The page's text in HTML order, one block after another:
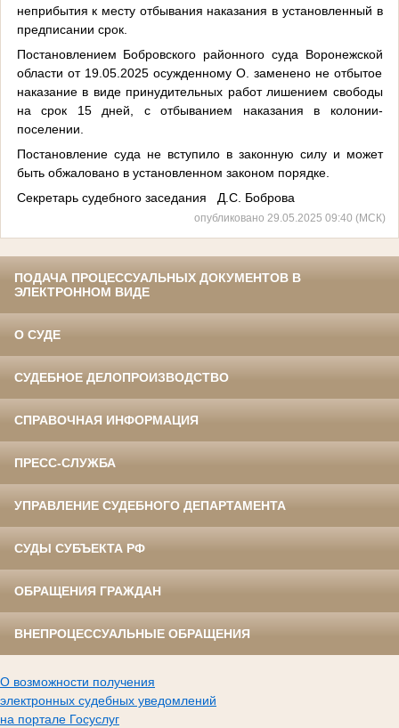
неприбытия к месту отбывания наказания в установленный в
предписании срок.
Постановлением Бобровского районного суда Воронежской
области от 19.05.2025 осужденному О. заменено не отбытое
наказание в виде принудительных работ лишением свободы
на срок 15 дней, с отбыванием наказания в колонии-
поселении.
Постановление суда не вступило в законную силу и может
быть обжаловано в установленном законом порядке.
Секретарь судебного заседания Д.С. Боброва
опубликовано 29.05.2025 09:40 (МСК)
ПОДАЧА ПРОЦЕССУАЛЬНЫХ ДОКУМЕНТОВ В
ЭЛЕКТРОННОМ ВИДЕ
О СУДЕ
СУДЕБНОЕ ДЕЛОПРОИЗВОДСТВО
СПРАВОЧНАЯ ИНФОРМАЦИЯ
ПРЕСС-СЛУЖБА
УПРАВЛЕНИЕ СУДЕБНОГО ДЕПАРТАМЕНТА
СУДЫ СУБЪЕКТА РФ
ОБРАЩЕНИЯ ГРАЖДАН
ВНЕПРОЦЕССУАЛЬНЫЕ ОБРАЩЕНИЯ
О возможности получения
электронных судебных уведомлений
на портале Госуслуг